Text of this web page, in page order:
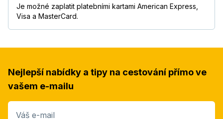
Je možné zaplatit platebními kartami American Express,
Visa a MasterCard.
Nejlepší nabídky a tipy na cestování přímo ve
vašem e-mailu
Váš e-mail